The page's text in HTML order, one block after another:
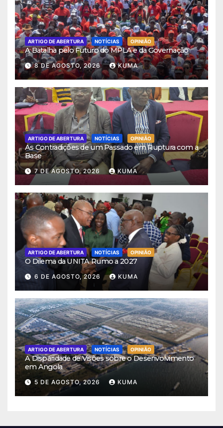
ARTIGO DE ABERTURA NOTÍCIAS OPINIÃO
A Batalha pelo Futuro do MPLA e da Governação
8 DE AGOSTO, 2026 KUMA
ARTIGO DE ABERTURA NOTÍCIAS OPINIÃO
As Contradições de um Passado em Ruptura com a
Base
7 DE AGOSTO, 2026 KUMA
ARTIGO DE ABERTURA NOTÍCIAS OPINIÃO
O Dilema da UNITA Rumo a 2027
6 DE AGOSTO, 2026 KUMA
ARTIGO DE ABERTURA NOTÍCIAS OPINIÃO
A Disparidade de Visões sobre o Desenvolvimento
em Angola
5 DE AGOSTO, 2026 KUMA